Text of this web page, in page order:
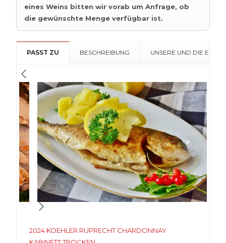
eines Weins bitten wir vorab um Anfrage, ob
die gewünschte Menge verfügbar ist.
PASST ZU BESCHREIBUNG UNSERE UND DIE
2024 KOEHLER RUPRECHT CHARDONNAY